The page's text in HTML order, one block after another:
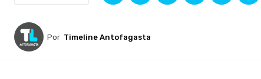
Por Timeline Antofagasta